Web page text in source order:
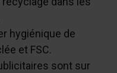
hygiénique de
et FSC.
sont sur